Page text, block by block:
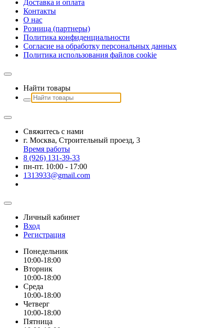
Доставка и оплата
Контакты
О наc
Розница (партнеры)
Политика конфиденциальности
Согласие на обработку персональных данных
Политика использования файлов сookie
Найти товары
Свяжитесь с нами
г. Москва, Строительный проезд, 3
Время работы
8 (926) 131-39-33
пн-пт. 10:00 - 17:00
1313933@gmail.com
Личный кабинет
Вход
Регистрация
Понедельник
10:00-18:00
Вторник
10:00-18:00
Среда
10:00-18:00
Четверг
10:00-18:00
Пятница